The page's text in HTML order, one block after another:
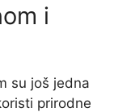
i
su još jedna
prirodne